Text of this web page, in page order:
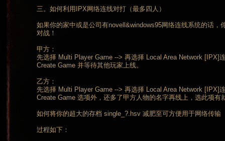
三。如何利用IPX网络连线对打（最多四人）
如果你的家中或是公司有novell&windows95网络连线系统的话，
对战！
甲方：
先选择 Multi Player Game --> 再选择 Local Area Network [IPX]
Create Game 并等待其他玩家上线。
乙方：
先选择 Multi Player Game --> 再选择 Local Area Network [IPX]
Create Game 选项外，还多了甲方人物的名字再线上，选此项有
如何将你的超大的存档 single_?.hsv 减肥至可方便用于网络传输
过程如下：